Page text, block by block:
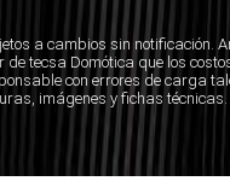
a cambios sin notificación.
de tecsa Domótica que los
con errores de carga
imágenes y fichas técnicas.